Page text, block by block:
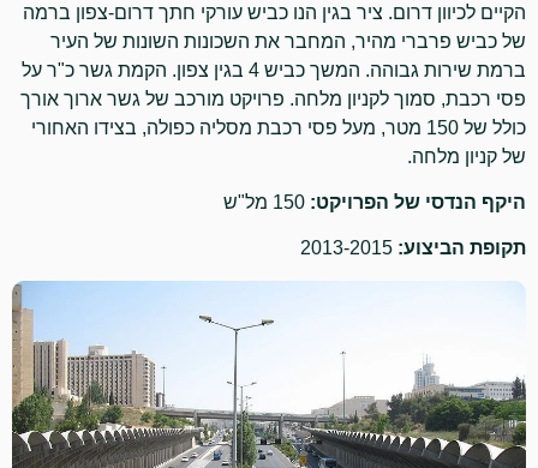
הקיים לכיוון דרום. ציר בגין הנו כביש עורקי חתך דרום-צפון ברמה
של כביש פרברי מהיר, המחבר את השכונות השונות של העיר
ברמת שירות גבוהה. המשך כביש 4 בגין צפון. הקמת גשר כ"ר על
פסי רכבת, סמוך לקניון מלחה. פרויקט מורכב של גשר ארוך אורך
כולל של 150 מטר, מעל פסי רכבת מסליה כפולה, בצידו האחורי
של קניון מלחה.
היקף הנדסי של הפרויקט:
תקופת הביצוע: 2013-2015